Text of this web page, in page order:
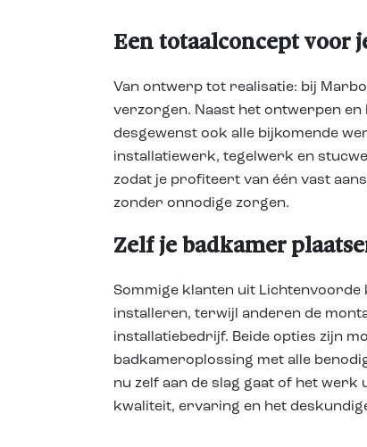
Een totaalconcept voor
Van ontwerp tot realisatie: bij
verzorgen. Naast het ontwerpen en
desgewenst ook alle bijkomende
installatiewerk, tegelwerk en
zodat je profiteert van één vast
zonder onnodige zorgen.
Zelf je badkamer
Sommige klanten uit
installeren, terwijl anderen de
installatiebedrijf. Beide opties zijn
badkameroplossing met alle
nu zelf aan de slag gaat of het
kwaliteit, ervaring en het